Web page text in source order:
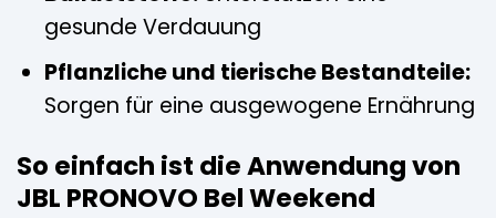
gesunde Verdauung
Pflanzliche und tierische Bestandteile:
Sorgen für eine ausgewogene Ernährung
So einfach ist die Anwendung von
JBL PRONOVO Bel Weekend